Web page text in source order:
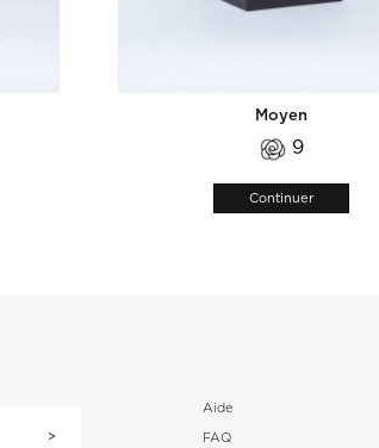
Moyen
9
Continuer
Aide
FAQ